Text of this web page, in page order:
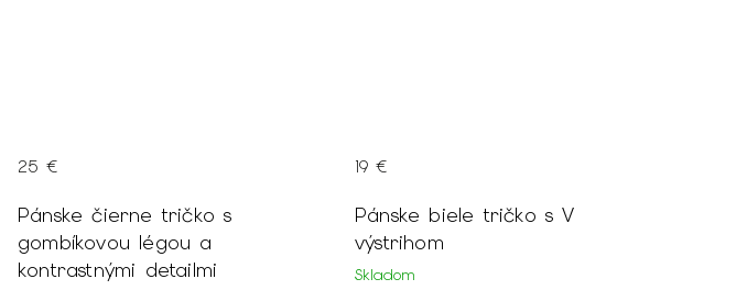
Pánske čierne tričko s
gombíkovou légou a
kontrastnými detailmi
25 €
Pánske biele tričko s V
výstrihom
Skladom
19 €